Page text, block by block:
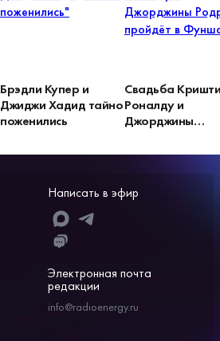
Брэдли Купер и
Джиджи Хадид тайно
поженились
Свадьба
Роналду и
Джорджины
Фуншале
Написать в эфир
Электронная почта
редакции
info@radioenergy.ru